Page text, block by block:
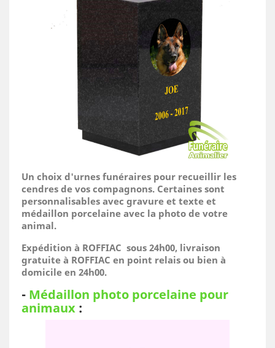
Un choix d'urnes funéraires pour recueillir les
cendres de vos compagnons. Certaines sont
personnalisables avec gravure et texte et
médaillon porcelaine avec la photo de votre
animal.
Expédition à ROFFIAC sous 24h00, livraison
gratuite à ROFFIAC en point relais ou bien à
domicile en 24h00.
- Médaillon photo porcelaine pour
animaux :